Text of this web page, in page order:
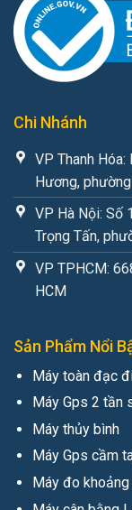
Chi Nhánh
VP Thanh
Hương,
VP Hà Nội: Số
Trọng Tấn,
VP TPHCM:
HCM
Sản Phẩm Nổi
Máy toàn đạc
Máy Gps 2 tần
Máy thủy bình
Máy Gps cầm
Máy đo